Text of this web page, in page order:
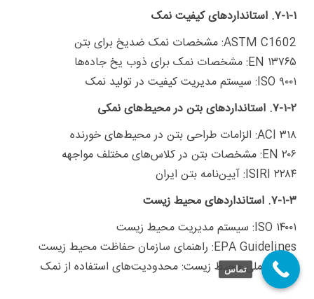
۷-۱-۱. استانداردهای کیفیت نمک
ASTM C1602: مشخصات نمک ضدیخ برای بتن
EN ۱۳۷۶۵: مشخصات نمک برای ذوب یخ جاده‌ها
ISO ۹۰۰۱: سیستم مدیریت کیفیت در تولید نمک
۷-۱-۲. استانداردهای بتن در محیط‌های نمکی
ACI ۳۱۸: الزامات طراحی بتن در محیط‌های خورنده
EN ۲۰۶: مشخصات بتن در کلاس‌های مختلف مواجهه
ISIRI ۲۲۸۴: آیین‌نامه بتن ایران
۷-۱-۳. استانداردهای محیط زیست
ISO ۱۴۰۰۱: سیستم مدیریت محیط زیست
EPA Guidelines: راهنمای سازمان حفاظت محیط زیست
مقررات ملی محیط زیست: محدودیت‌های استفاده از نمک
تماس